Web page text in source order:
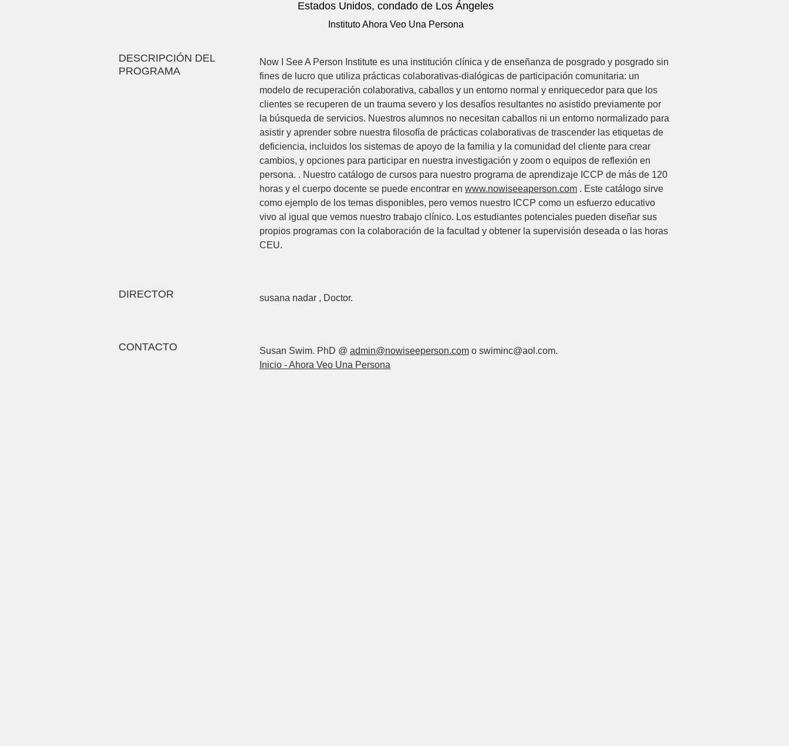
Estados Unidos, condado de Los Ángeles
Instituto Ahora Veo Una Persona
DESCRIPCIÓN DEL
PROGRAMA
Now I See A Person Institute es una institución clínica y de enseñanza de posgrado y posgrado sin
fines de lucro que utiliza prácticas colaborativas-dialógicas de participación comunitaria: un
modelo de recuperación colaborativa, caballos y un entorno normal y enriquecedor para que los
clientes se recuperen de un trauma severo y los desafíos resultantes no asistido previamente por
la búsqueda de servicios. Nuestros alumnos no necesitan caballos ni un entorno normalizado para
asistir y aprender sobre nuestra filosofía de prácticas colaborativas de trascender las etiquetas de
deficiencia, incluidos los sistemas de apoyo de la familia y la comunidad del cliente para crear
cambios, y opciones para participar en nuestra investigación y zoom o equipos de reflexión en
persona. . Nuestro catálogo de cursos para nuestro programa de aprendizaje ICCP de más de 120
horas y el cuerpo docente se puede encontrar en www.nowiseeaperson.com . Este catálogo sirve
como ejemplo de los temas disponibles, pero vemos nuestro ICCP como un esfuerzo educativo
vivo al igual que vemos nuestro trabajo clínico. Los estudiantes potenciales pueden diseñar sus
propios programas con la colaboración de la facultad y obtener la supervisión deseada o las horas
CEU.
DIRECTOR susana nadar , Doctor.
CONTACTO Susan Swim. PhD @ admin@nowiseeperson.com o swiminc@aol.com.
Inicio - Ahora Veo Una Persona